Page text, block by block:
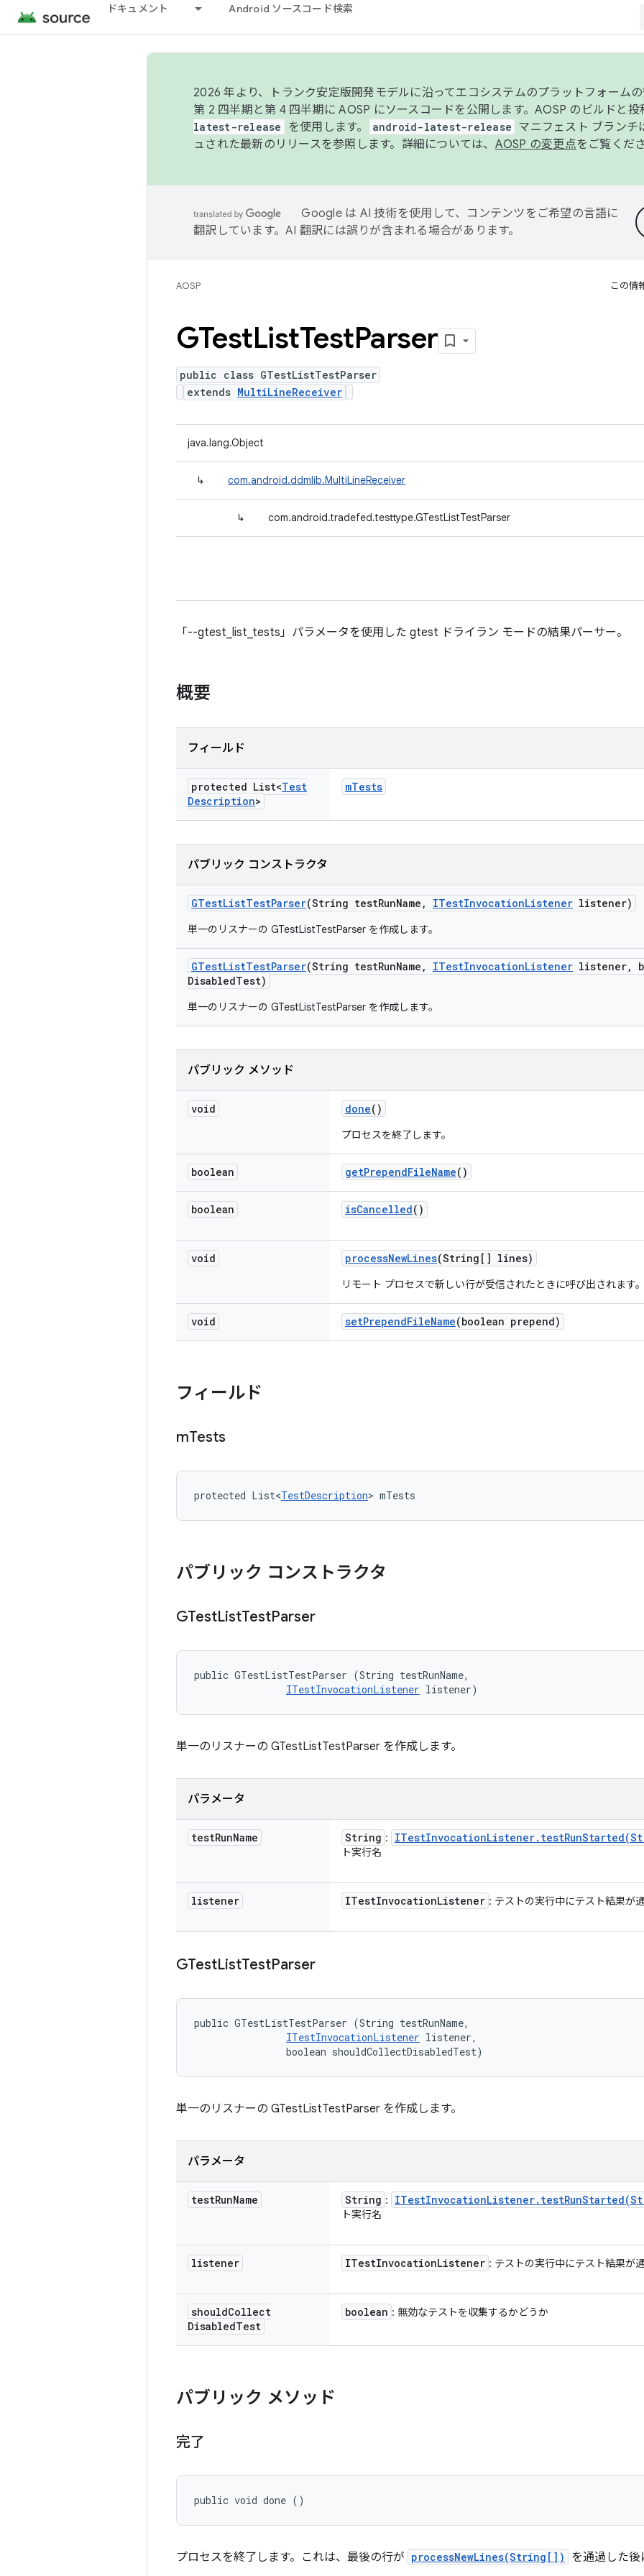
ドキュメント Android ソースコード検索
2026 年より、トランク安定版開発モデルに沿ってエコシステムのプラットフォームの
第 2 四半期と第 4 四半期に AOSP にソースコードを公開します。AOSP のビルドと投
latest-release
を使用します。 android-latest-release マニフェスト ブランチ
ュされた最新のリリースを参照します。詳細については、 AOSP の変更点をご覧くだ
Google は AI 技術を使用して、コンテンツをご希望の言語に
翻訳しています。AI 翻訳には誤りが含まれる場合があります。
AOSP この情
GTestListTestParser
public class GTestListTestParser
extends MultiLineReceiver
java.lang.Object
↳ com.android.ddmlib.MultiLineReceiver
↳ com.android.tradefed.testtype.GTestListTestParser
「--gtest_list_tests」パラメータを使用した gtest ドライラン モードの結果パーサー。
概要
フィールド
protected List<Test
Description>
mTests
パブリック コンストラクタ
GTestListTestParser(String testRunName , ITestInvocationListener listener)
単一のリスナーの GTestListTestParser を作成します。
GTestListTestParser(String testRunName , ITestInvocationListener listener,
DisabledTest)
単一のリスナーの GTestListTestParser を作成します。
パブリック メソッド
void done()
プロセスを終了します。
boolean getPrependFileName()
boolean isCancelled()
void processNewLines(String[] lines)
リモート プロセスで新しい行が受信されたときに呼び出されます。
void setPrependFileName(boolean prepend)
フィールド
mTests
protected List<TestDescription> mTests
パブリック コンストラクタ
GTestListTestParser
public GTestListTestParser (String testRunName,
ITestInvocationListener listener)
単一のリスナーの GTestListTestParser を作成します。
パラメータ
testRunName String : ITestInvocationListener. testRunStarted(
ト実行名
listener ITestInvocationListener : テストの実行中にテスト結果が
GTestListTestParser
public GTestListTestParser (String testRunName,
ITestInvocationListener listener,
                boolean shouldCollectDisabledTest)
単一のリスナーの GTestListTestParser を作成します。
パラメータ
testRunName String : ITestInvocationListener. testRunStarted(
ト実行名
listener ITestInvocationListener : テストの実行中にテスト結果が
shouldCollect
DisabledTest
boolean : 無効なテストを収集するかどうか
パブリック メソッド
完了
public void done ()
プロセスを終了します。これは、最後の行が processNewLines(String[]) を通過した後